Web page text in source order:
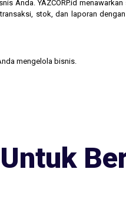
Anda. YAZCORP.id
stok, dan laporan
mengelola bisnis.